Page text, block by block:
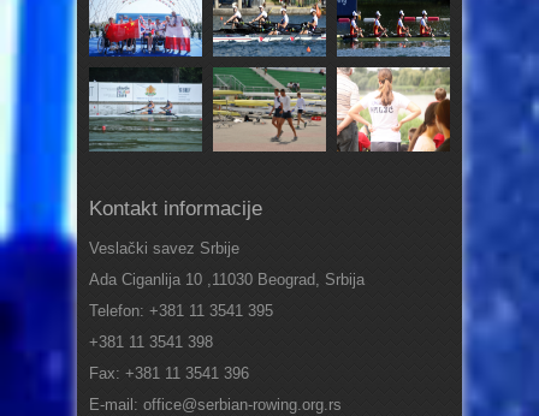
Kontakt informacije
Veslački savez Srbije
Ada Ciganlija 10 ,11030 Beograd, Srbija
Telefon: +381 11 3541 395
+381 11 3541 398
Fax: +381 11 3541 396
E-mail: office@serbian-rowing.org.rs